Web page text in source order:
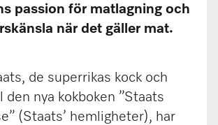
passion för matlagning och
när det gäller mat.
de superrikas kock och
nya kokboken ”Staats
(Staats’ hemligheter), har